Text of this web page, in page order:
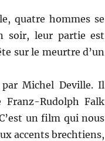
quatre hommes se
soir, leur partie est
sur le meurtre d’un
Michel Deville. Il
Franz-Rudolph Falk
un film qui nous
accents brechtiens,